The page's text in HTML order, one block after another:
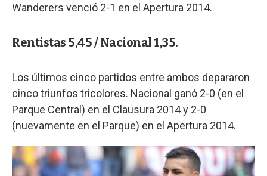
Wanderers venció 2-1 en el Apertura 2014.
Rentistas 5,45 / Nacional 1,35.
Los últimos cinco partidos entre ambos depararon
cinco triunfos tricolores. Nacional ganó 2-0 (en el
Parque Central) en el Clausura 2014 y 2-0
(nuevamente en el Parque) en el Apertura 2014.